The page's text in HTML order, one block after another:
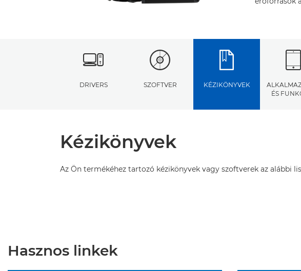
DRIVERS SZOFTVER KÉZIKÖNYVEK
ÉS
Kézikönyvek
Az Ön termékéhez tartozó kézikönyvek vagy szoftverek az alábbi
Hasznos linkek